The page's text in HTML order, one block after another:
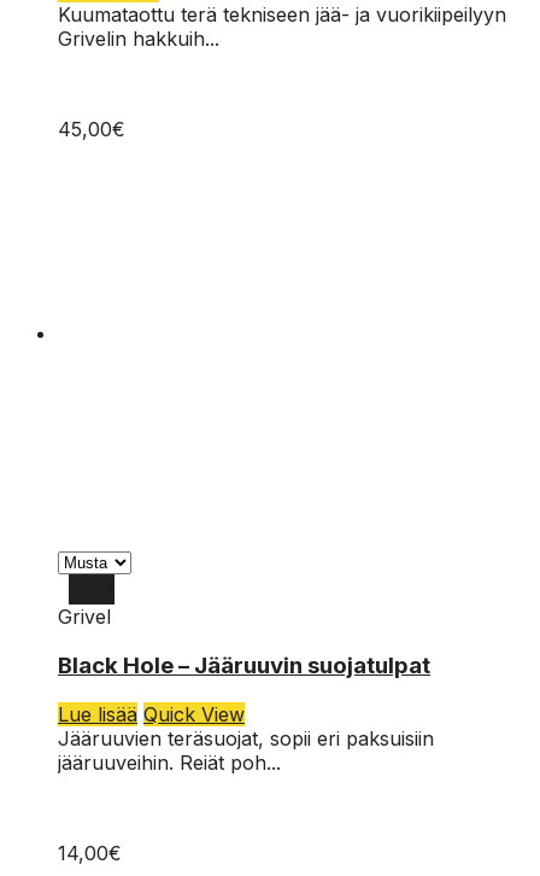
Kuumataottu terä tekniseen jää- ja vuorikiipeilyyn
Grivelin hakkuih...
45,00€
Grivel
Black Hole – Jääruuvin suojatulpat
Lue lisää Quick View
Jääruuvien teräsuojat, sopii eri paksuisiin
jääruuveihin. Reiät poh...
14,00€